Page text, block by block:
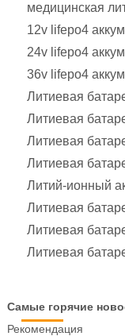
медицинская
12v lifepo4
24v lifepo4
36v lifepo4
Литиевая
Литиевая
Литиевая
Литиевая
Литий-ионный
Литиевая
Литиевая
Литиевая
Самые горячие
Рекомендация